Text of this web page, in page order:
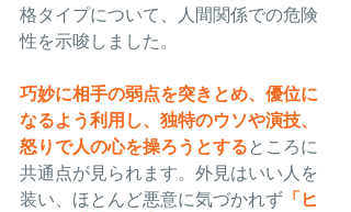
格タイプについて、人間関係での危険
性を示唆しました。
巧妙に相手の弱点を突きとめ、優位に
なるよう利用し、独特のウソや演技、
怒りで人の心を操ろうとする ところに
共通点が見られます。外見はいい人を
装い、ほとんど悪意に気づかれず 「ヒ